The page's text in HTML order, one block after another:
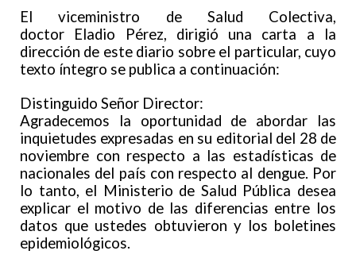
El viceministro de Salud Colectiva,
doctor Eladio Pérez, dirigió una carta a la
dirección de este diario sobre el particular, cuyo
texto íntegro se publica a continuación:
Distinguido Señor Director:
Agradecemos la oportunidad de abordar las
inquietudes expresadas en su editorial del 28 de
noviembre con respecto a las estadísticas de
nacionales del país con respecto al dengue. Por
lo tanto, el Ministerio de Salud Pública desea
explicar el motivo de las diferencias entre los
datos que ustedes obtuvieron y los boletines
epidemiológicos.